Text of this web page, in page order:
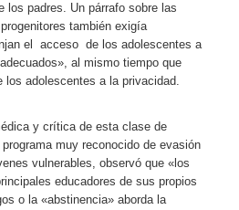
los padres. Un párrafo sobre las
también exigía
el acceso de los adolescentes a
al mismo tiempo que
los adolescentes a la privacidad.
y crítica de esta clase de
muy reconocido de evasión
vulnerables, observó que «los
educadores de sus propios
o la «abstinencia» aborda la